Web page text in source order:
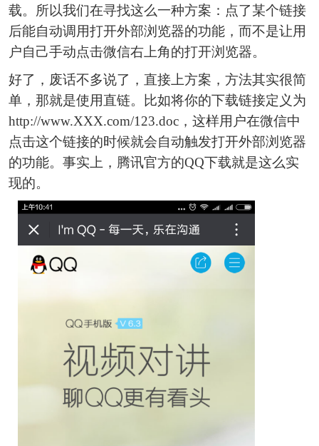
载。所以我们在寻找这么一种方案：点了某个链接
后能自动调用打开外部浏览器的功能，而不是让用
户自己手动点击微信右上角的打开浏览器。
好了，废话不多说了，直接上方案，方法其实很简
单，那就是使用直链。比如将你的下载链接定义为
http://www.XXX.com/123.doc，这样用户在微信中
点击这个链接的时候就会自动触发打开外部浏览器
的功能。事实上，腾讯官方的QQ下载就是这么实
现的。